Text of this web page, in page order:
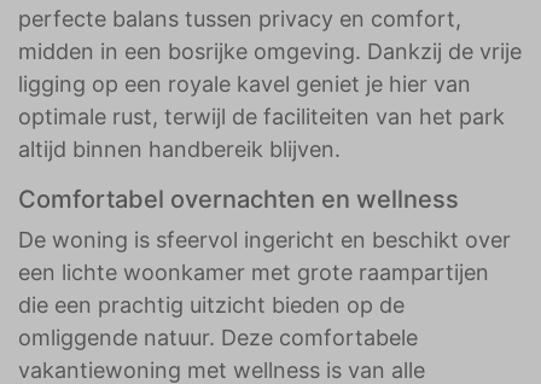
perfecte balans tussen privacy en comfort,
midden in een bosrijke omgeving. Dankzij de vrije
ligging op een royale kavel geniet je hier van
optimale rust, terwijl de faciliteiten van het park
altijd binnen handbereik blijven.
Comfortabel overnachten en wellness
De woning is sfeervol ingericht en beschikt over
een lichte woonkamer met grote raampartijen
die een prachtig uitzicht bieden op de
omliggende natuur. Deze comfortabele
vakantiewoning met wellness is van alle